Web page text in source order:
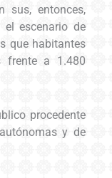
sus, entonces,
escenario de
que habitantes
frente a 1.480
procedente
y de